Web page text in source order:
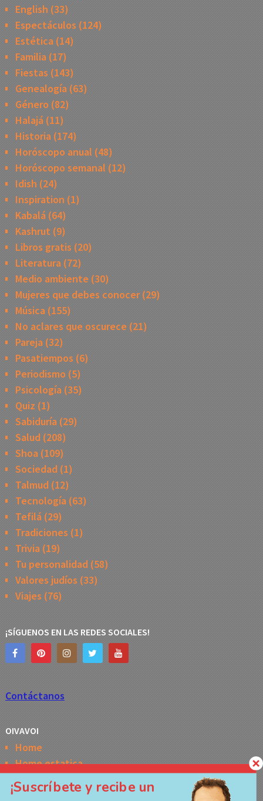
English (33)
Espectáculos (124)
Estética(14)
Familia(17)
Fiestas (143)
Genealogía(63)
Género (82)
Halajá(11)
Historia(174)
Horóscopo anual (48)
Horóscopo semanal (12)
Idish (24)
Inspiration (1)
Kabalá(64)
Kashrut (9)
Libros gratis (20)
Literatura(72)
Medio ambiente (30)
Mujeres que debes conocer(29)
Música(155)
No aclares que oscurece (21)
Pareja(32)
Pasatiempos (6)
Periodismo (5)
Psicología(35)
Quiz (1)
Sabiduría(29)
Salud (208)
Shoa(109)
Sociedad(1)
Talmud (12)
Tecnología(63)
Tefilá(29)
Tradiciones (1)
Trivia(19)
Tu personalidad(58)
Valores judíos (33)
Viajes (76)
¡SÍGUENOS EN LAS REDES SOCIALES!
Contáctanos
OIVAVOI
Home
Home estatica
Horóscopo semanal de la Kabbalah
Memes
¡Suscríbete y recibe un